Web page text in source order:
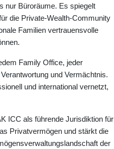
nur Büroräume. Es spiegelt
die Private-Wealth-Community
Familien vertrauensvolle
Family Office, jeder
und Vermächtnis.
und international vernetzt,
ICC als führende Jurisdiktion für
Privatvermögen und stärkt die
der